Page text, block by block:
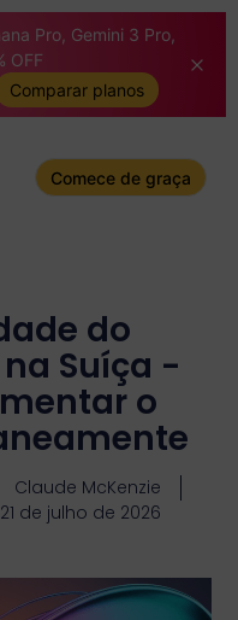
Pro, Gemini 3 Pro,
OFF
Comparar planos
Comece de graça
do
Suíça -
o
Claude McKenzie
de julho de 2026